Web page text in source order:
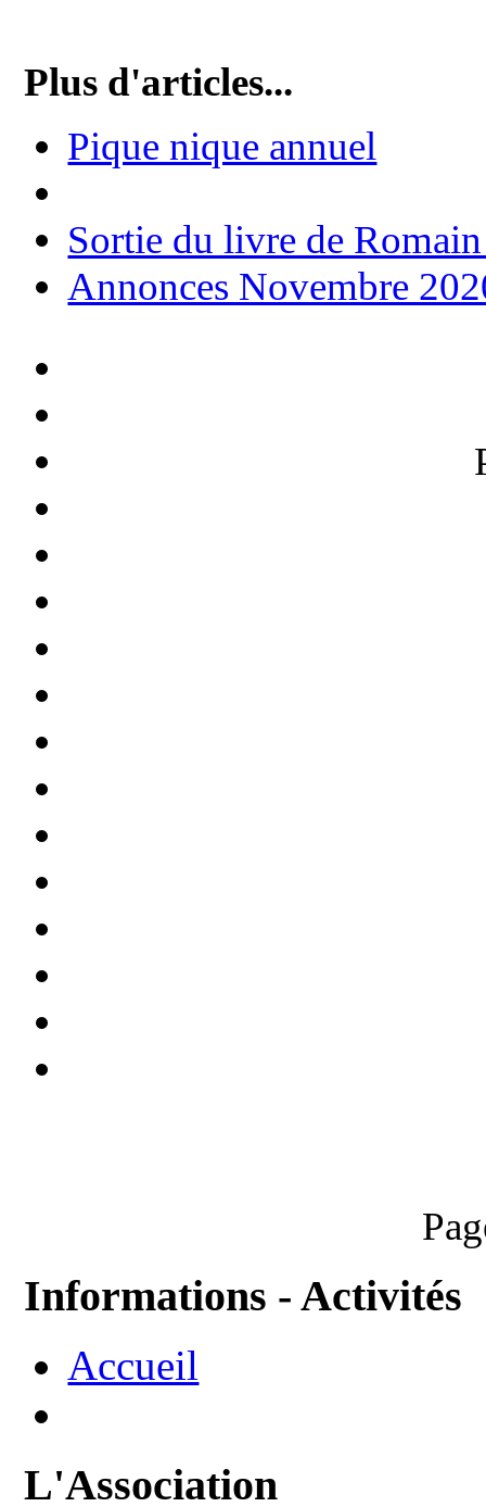
Plus d'articles...
Pique nique annuel
Sortie du livre de
Annonces Novembre
Informations - Activités
Accueil
L'Association